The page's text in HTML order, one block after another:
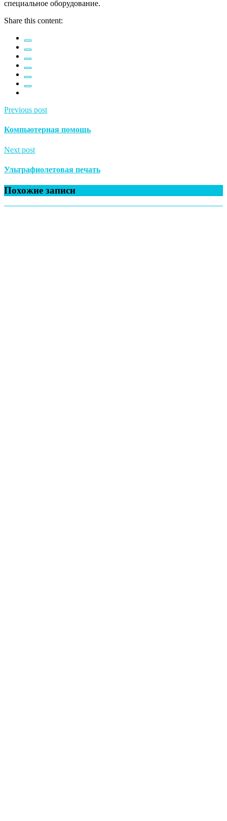
специальное оборудование.
Share this content:
Previous post
Компьютерная помощь
Next post
Ультрафиолетовая печать
Похожие записи